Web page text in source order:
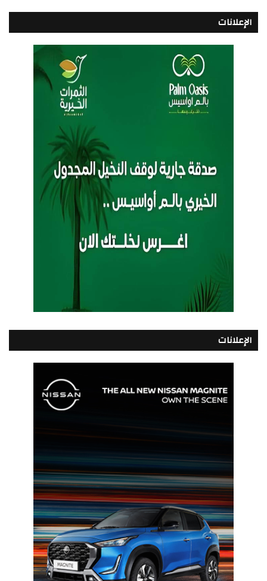
الإعلانات
الإعلانات